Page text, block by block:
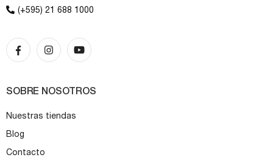
(+595) 21 688 1000
SOBRE NOSOTROS
Nuestras tiendas
Blog
Contacto